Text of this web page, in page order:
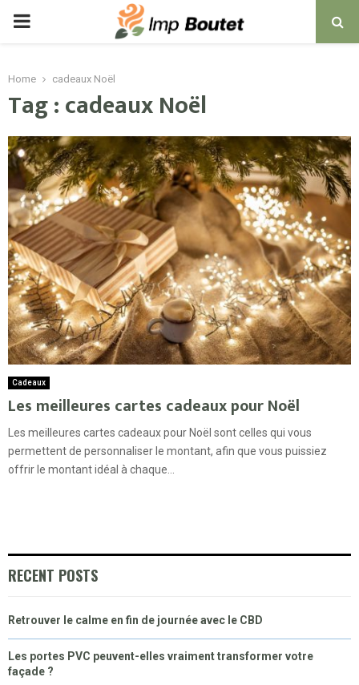
PRIMARY
Home cadeaux Noël
Tag : cadeaux Noël
Cadeaux
Les meilleures cartes cadeaux pour Noël
Les meilleures cartes cadeaux pour Noël sont celles qui vous
permettent de personnaliser le montant, afin que vous puissiez
offrir le montant idéal à chaque...
RECENT POSTS
Retrouver le calme en fin de journée avec le CBD
Les portes PVC peuvent-elles vraiment transformer votre
façade ?